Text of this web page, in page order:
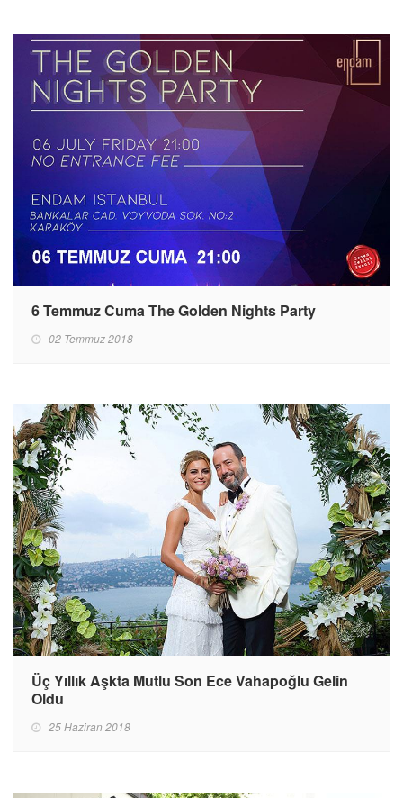
6 Temmuz Cuma The Golden Nights Party
02 Temmuz 2018
Üç Yıllık Aşkta Mutlu Son Ece Vahapoğlu Gelin
Oldu
25 Haziran 2018